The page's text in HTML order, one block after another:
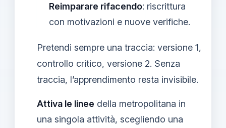
Reimparare rifacendo: riscrittura
con motivazioni e nuove verifiche.
Pretendi sempre una traccia: versione 1,
controllo critico, versione 2. Senza
traccia, l’apprendimento resta invisibile.
Attiva le linee della metropolitana in
una singola attività, scegliendo una